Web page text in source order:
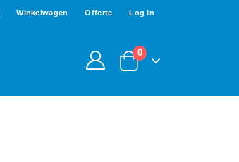
Winkelwagen Offerte Log In
0